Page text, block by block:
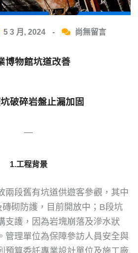
5 3 月, 2024 - 尚無留言
博物館坑道改善
破碎岩盤止漏加固
—
1.工程背景
兩段舊有坑道供遊客參觀，其中
砌防護，目前開放中；B段坑
支護，因為岩塊崩落及滲水狀
管理單位為保障參訪人員安全與
預算委託專業設計單位及施工廠